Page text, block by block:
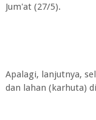
Jum'at (27/5).
Apalagi, lanjutnya,
dan lahan (karhuta)